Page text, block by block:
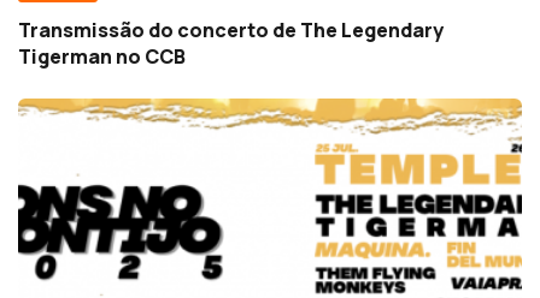
Transmissão do concerto de The Legendary
Tigerman no CCB